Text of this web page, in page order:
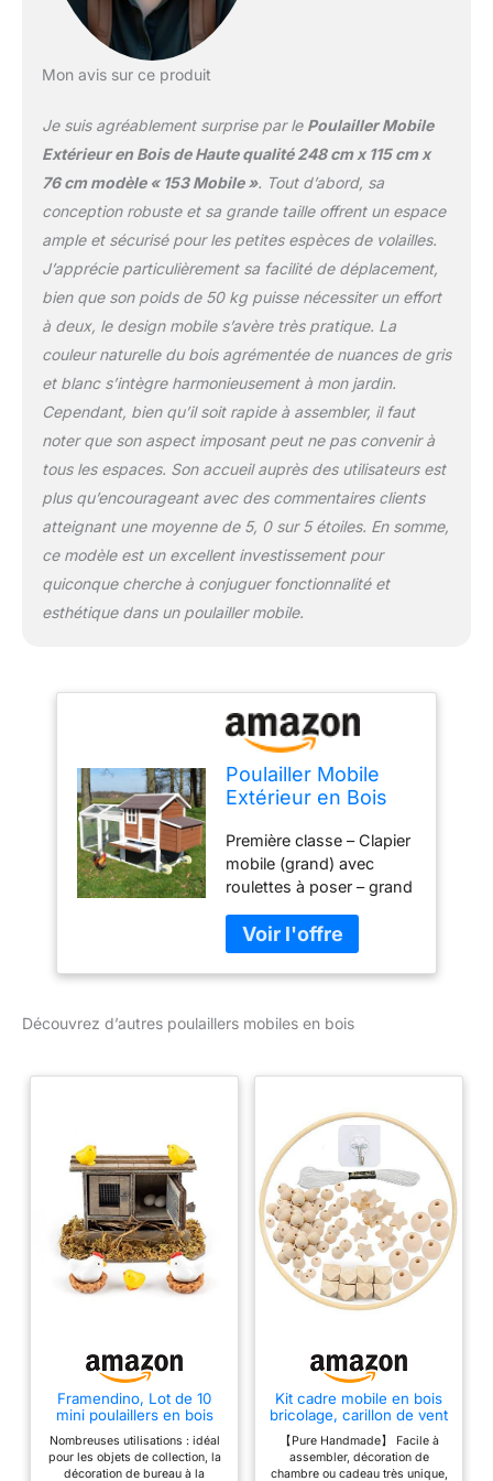
– Idéal pour votre jardin.
Poulailler / poulailler
résistant aux intempéries
sur 2 étages en bois de
pin robuste de qualité
supérieure. Le bec
(volière) est entièrement
monté avec une grille
galvanisée solide dans le
cadre. Nettoyage rapide
- Grâce au tiroir en métal
amovible, le clapier
spacieux est facile à
nettoyer. Un autre
avantage du nettoyage
est le nichoir à ouverture
ainsi un accès rapide aux
œufs.
Mon avis sur ce produit
Je suis agréablement surprise par le Poulailler Mobile
Extérieur en Bois de Haute qualité 248 cm x 115 cm x
76 cm modèle « 153 Mobile ». Tout d’abord, sa
conception robuste et sa grande taille offrent un espace
ample et sécurisé pour les petites espèces de volailles.
J’apprécie particulièrement sa facilité de déplacement,
bien que son poids de 50 kg puisse nécessiter un effort
à deux, le design mobile s’avère très pratique. La
couleur naturelle du bois agrémentée de nuances de gris
et blanc s’intègre harmonieusement à mon jardin.
Cependant, bien qu’il soit rapide à assembler, il faut
noter que son aspect imposant peut ne pas convenir à
tous les espaces. Son accueil auprès des utilisateurs est
plus qu’encourageant avec des commentaires clients
atteignant une moyenne de 5, 0 sur 5 étoiles. En somme,
ce modèle est un excellent investissement pour
quiconque cherche à conjuguer fonctionnalité et
esthétique dans un poulailler mobile.
Poulailler Mobile
Extérieur en Bois
248 cm x 115 cm x
76 cm modèle « 153
Mobile »
Première classe – Clapier
mobile (grand) avec
roulettes à poser – grand
canines, nichoir avec toit
pour ouvrir, rampe pour
poules et enclos ouvert.
et se ferme de l'extérieur.
Convient pour les petits
poules, les poules
naines, les cailles, les
cochons d'Inde, les
lapins, les lapins ou les
lapins nains. L'enclos
offre à vos animaux des
possibilités optimales à
l'intérieur. Résistant aux
intempéries – l'enclos de
non toxique et protège
l'enclos contre l'humidité
– Idéal pour votre jardin.
Longue durée de vie –
Poulailler / poulailler
Découvrez d’autres poulaillers mobiles en bois
Framendino, Lot de 10
mini poulaillers en bois
féérique
Nombreuses utilisations : idéal
pour les objets de collection, la
décoration de bureau à la
Kit cadre mobile en bois
bricolage, carillon de vent
mobile pour lit bébé,
naturel artisanal cintre de
cloche de lit de bébé,
【Pure Handmade】 Facile à
assembler, décoration de
chambre ou cadeau très unique,